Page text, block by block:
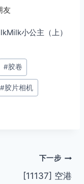
友
小公主（上）
#胶卷
#胶片相机
下一步
[11137] 空港